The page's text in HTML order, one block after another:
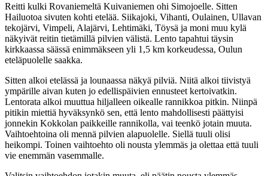
Reitti kulki Rovaniemeltä Kuivaniemen ohi Simojoelle. Sitten
Hailuotoa sivuten kohti etelää. Siikajoki, Vihanti, Oulainen, Ullavan
tekojärvi, Vimpeli, Alajärvi, Lehtimäki, Töysä ja moni muu kylä
näkyivät reitin tietämillä pilvien välistä. Lento tapahtui täysin
kirkkaassa säässä enimmäkseen yli 1,5 km korkeudessa, Oulun
eteläpuolelle saakka.
Sitten alkoi etelässä ja lounaassa näkyä pilviä. Niitä alkoi tiivistyä
ympärille aivan kuten jo edellispäivien ennusteet kertoivatkin.
Lentorata alkoi muuttua hiljalleen oikealle rannikkoa pitkin. Niinpä
pitikin miettiä hyväksynkö sen, että lento mahdollisesti päättyisi
jonnekin Kokkolan paikkeille rannikolla, vai teenkö jotain muuta.
Vaihtoehtoina oli mennä pilvien alapuolelle. Siellä tuuli olisi
heikompi. Toinen vaihtoehto oli nousta ylemmäs ja olettaa että tuuli
vie enemmän vasemmalle.